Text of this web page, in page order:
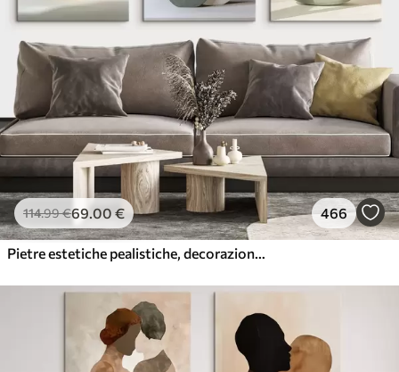
114.99€69.00 € 466
Pietre estetiche pealistiche, decorazione della casa, illuminazione naturale